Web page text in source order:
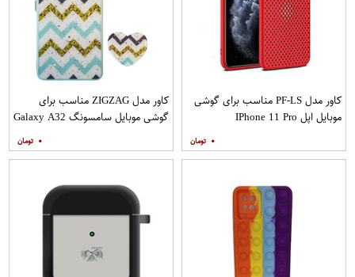
کاور مدل PF-LS مناسب برای گوشی
موبایل اپل IPhone 11 Pro
۰
کاور مدل ZIGZAG مناسب برای
گوشی موبایل سامسونگ Galaxy A32
۰